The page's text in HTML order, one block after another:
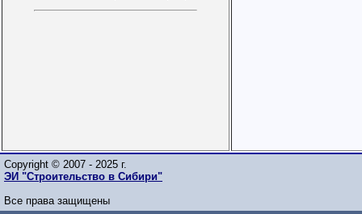
Copyright © 2007 - 2025 г.
ЭИ "Строительство в Сибири"
Все права защищены